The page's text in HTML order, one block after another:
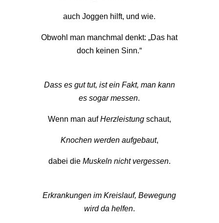
auch Joggen hilft, und wie.
Obwohl man manchmal denkt: „Das hat
doch keinen Sinn.“
Dass es gut tut, ist ein Fakt, man kann
es sogar messen.
Wenn man aufHerzleistung schaut,
Knochen werden aufgebaut,
dabei die Muskeln nicht vergessen.
Erkrankungen im Kreislauf, Bewegung
wird da helfen.